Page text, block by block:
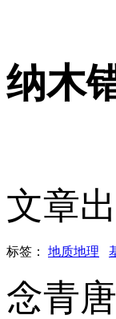
纳木
文章
标签： 地质地理
念青